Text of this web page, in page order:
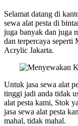
Selamat datang di
sewa alat pesta di
juga banyak dan juga
dan terpercaya
Acrylic Jakarta.
Untuk jasa sewa alat
tinggi jadi anda tidak
alat pesta kami, Stok
jasa sewa alat pesta
mahal, tidak mahal.